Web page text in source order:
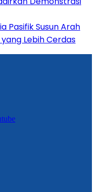
Pasifik Susun Arah
Lebih Cerdas